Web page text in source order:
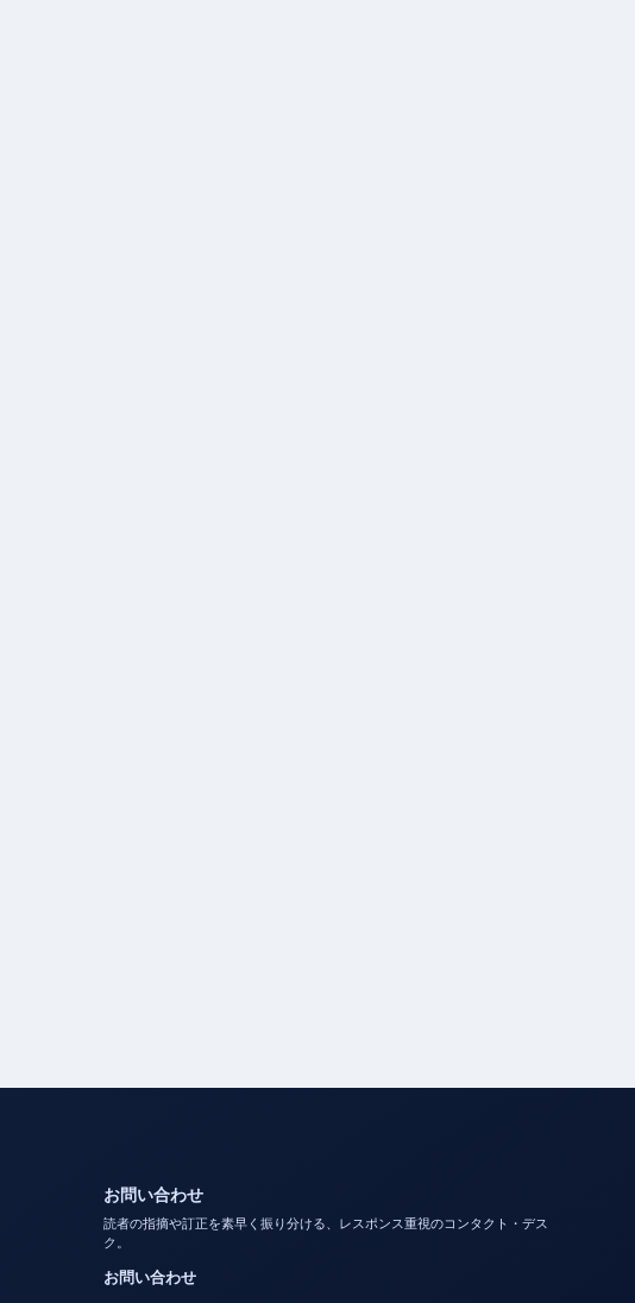
読者の指摘や訂正を素早く振り分ける、レスポンス重視のコンタクト・デス